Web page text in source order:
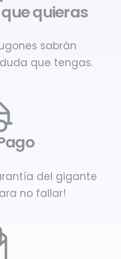
quieras
sabrán
que tengas.
del gigante
no fallar!